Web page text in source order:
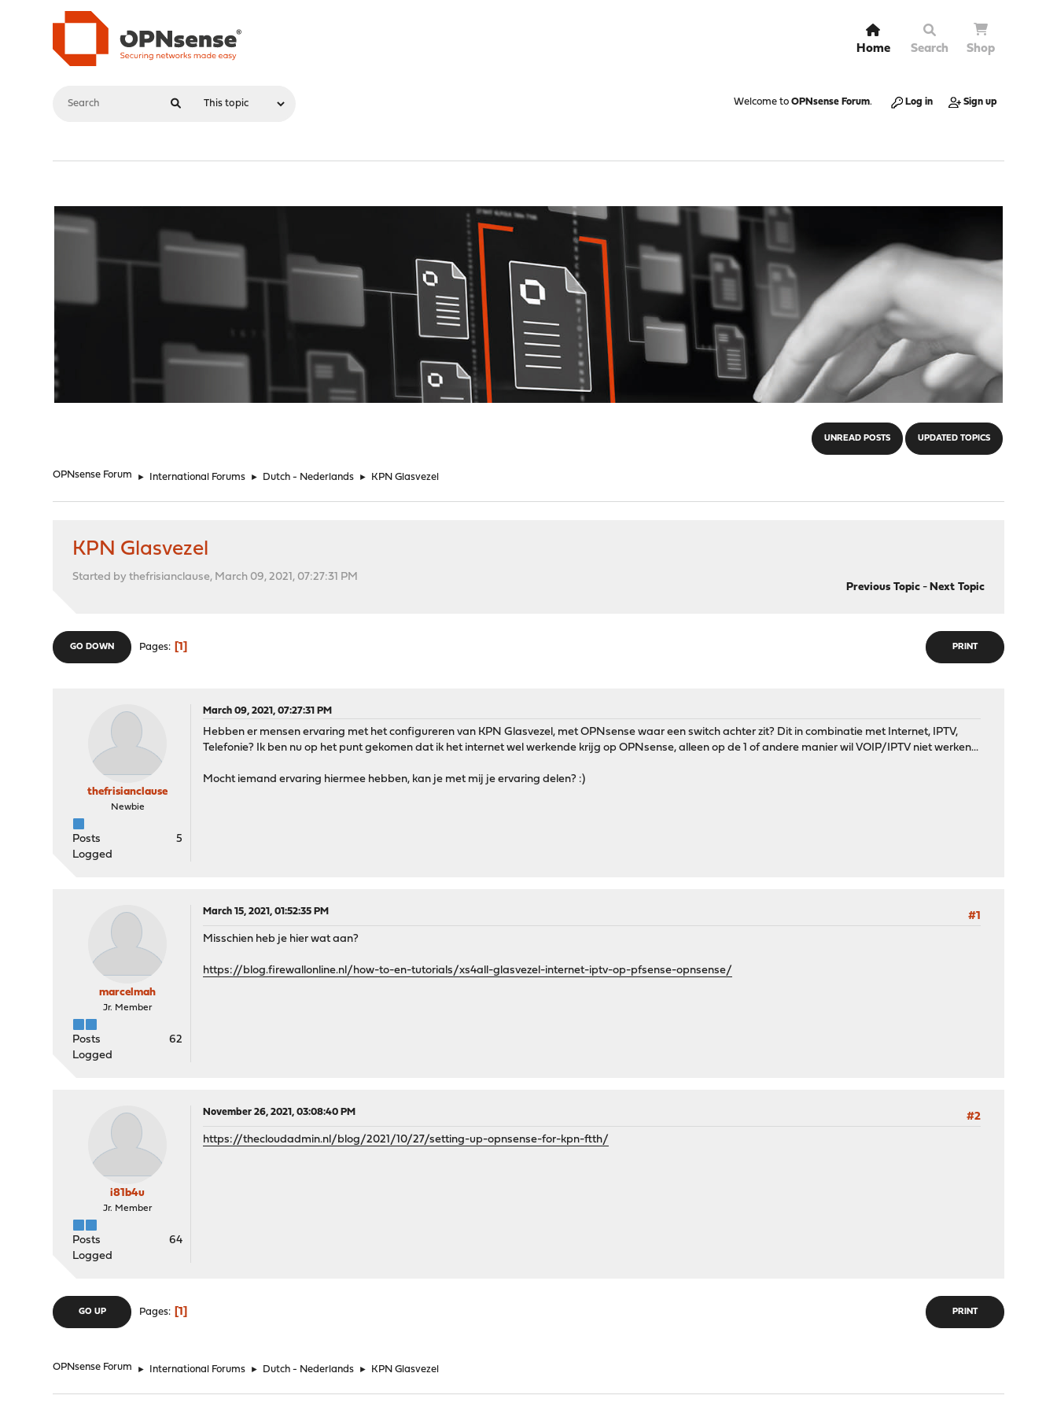
Home Search Shop
Welcome to OPNsense Forum. Log in Sign up
UNREAD POSTS UPDATED TOPICS
OPNsense Forum ► International Forums ► Dutch - Nederlands ► KPN Glasvezel
KPN Glasvezel
Started by thefrisianclause, March 09, 2021, 07:27:31 PM
Previous Topic- Next Topic
PRINT
GO DOWN Pages 1
thefrisianclause
Newbie
Posts
5
Logged
March 09, 2021, 07:27:31 PM
Hebben er mensen ervaring met het configureren van KPN Glasvezel, met OPNsense waar een switch achter zit? Dit in combinatie met Internet, IPTV,
Telefonie? Ik ben nu op het punt gekomen dat ik het internet wel werkende krijg op OPNsense, alleen op de 1 of andere manier wil VOIP/IPTV niet werken...
Mocht iemand ervaring hiermee hebben, kan je met mij je ervaring delen? :)
marcelmah
Jr. Member
Posts
62
Logged
March 15, 2021, 01:52:35 PM
#1
Misschien heb je hier wat aan?
https://blog.firewallonline.nl/how-to-en-tutorials/xs4all-glasvezel-internet-iptv-op-pfsense-opnsense/
i81b4u
Jr. Member
Posts
64
Logged
November 26, 2021, 03:08:40 PM
#2
https://thecloudadmin.nl/blog/2021/10/27/setting-up-opnsense-for-kpn-ftth/
PRINT
GO UP Pages 1
OPNsense Forum ► International Forums ► Dutch - Nederlands ► KPN Glasvezel